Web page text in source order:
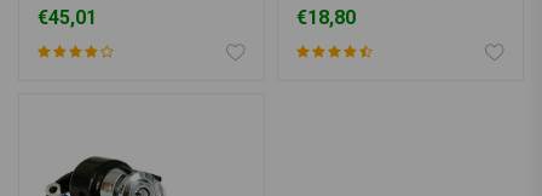
€45,01 €18,80